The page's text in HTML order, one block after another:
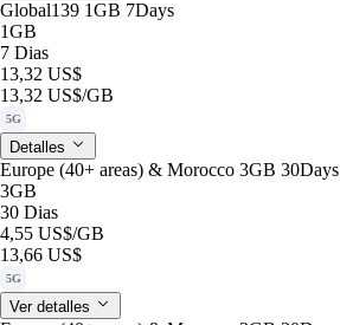
Global139 1GB 7Days
1GB
7 Dias
13,32 US$
13,32 US$/GB
5G
Detalles
Europe (40+ areas) & Morocco 3GB 30Days
3GB
30 Dias
4,55 US$/GB
13,66 US$
5G
Ver detalles